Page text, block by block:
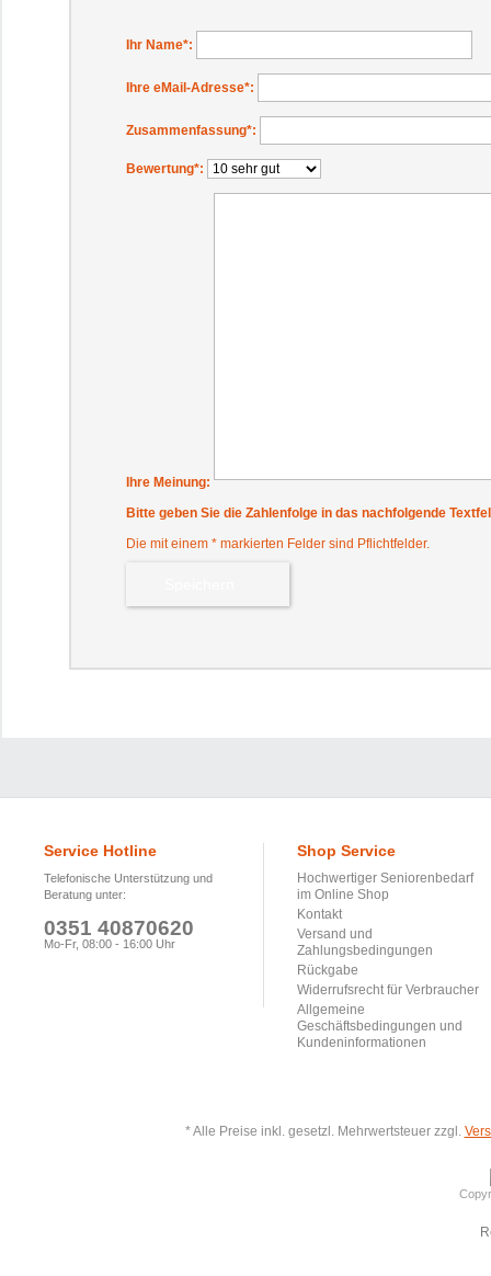
Ihr Name*:
Ihre eMail-Adresse*:
Zusammenfassung*:
Bewertung*:
Ihre Meinung:
Bitte geben Sie die Zahlenfolge in das nachfolgende
Die mit einem * markierten Felder sind Pflichtfelder.
Service Hotline
Telefonische Unterstützung und
Beratung unter:
0351 40870620
Mo-Fr, 08:00 - 16:00 Uhr
Shop Service
Hochwertiger Seniorenbedarf
im Online Shop
Kontakt
Versand und
Zahlungsbedingungen
Rückgabe
Widerrufsrecht für Verbraucher
Allgemeine
Geschäftsbedingungen und
Kundeninformationen
* Alle Preise inkl. gesetzl. Mehrwertsteuer zzgl.